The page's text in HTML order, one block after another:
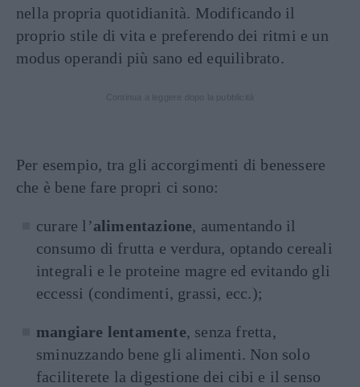
nella propria quotidianità. Modificando il
proprio stile di vita e preferendo dei ritmi e un
modus operandi più sano ed equilibrato.
Per esempio, tra gli accorgimenti di benessere
che è bene fare propri ci sono:
curare l’alimentazione, aumentando il
consumo di frutta e verdura, optando cereali
integrali e le proteine magre ed evitando gli
eccessi (condimenti, grassi, ecc.);
mangiare lentamente, senza fretta,
sminuzzando bene gli alimenti. Non solo
faciliterete la digestione dei cibi e il senso